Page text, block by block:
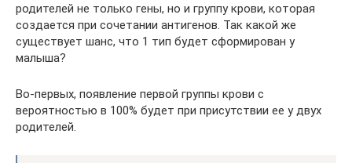
родителей не только гены, но и группу крови, которая
создается при сочетании антигенов. Так какой же
существует шанс, что 1 тип будет сформирован у
малыша?
Во-первых, появление первой группы крови с
вероятностью в 100% будет при присутствии ее у двух
родителей.